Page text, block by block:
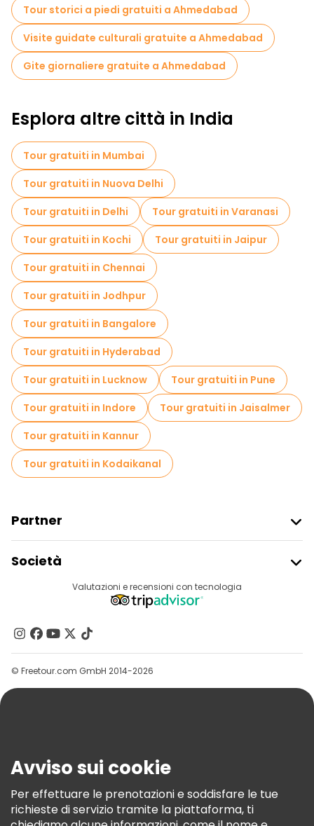
Tour storici a piedi gratuiti a Ahmedabad
Visite guidate culturali gratuite a Ahmedabad
Gite giornaliere gratuite a Ahmedabad
Esplora altre città in India
Tour gratuiti in Mumbai
Tour gratuiti in Nuova Delhi
Tour gratuiti in Delhi
Tour gratuiti in Varanasi
Tour gratuiti in Kochi
Tour gratuiti in Jaipur
Tour gratuiti in Chennai
Tour gratuiti in Jodhpur
Tour gratuiti in Bangalore
Tour gratuiti in Hyderabad
Tour gratuiti in Lucknow
Tour gratuiti in Pune
Tour gratuiti in Indore
Tour gratuiti in Jaisalmer
Tour gratuiti in Kannur
Tour gratuiti in Kodaikanal
Partner
Accesso Del Fornitore
Programma Di Affiliazione
Società
Destinazioni
Contattaci
Gruppi
Aiuto
Termini E Condizioni
Informativa Sui Cookie
Freetour Premi
Valutazioni e recensioni con tecnologia
© Freetour.com GmbH 2014-2026
Avviso sui cookie
Per effettuare le prenotazioni e soddisfare le tue
richieste di servizio tramite la piattaforma, ti